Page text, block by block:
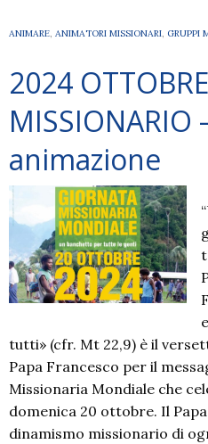
ANIMARE, ANIMATORI MISSIONARI, GRUPPI
2024 OTTOBRE
animazione
tutti» (cfr. Mt 22,9) è il
Papa Francesco per il
Missionaria Mondiale che
domenica 20 ottobre. Il
dinamismo missionario di